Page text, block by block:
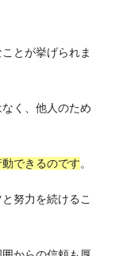
とが挙げられま
く、他人のため
できるのです。
努力を続けるこ